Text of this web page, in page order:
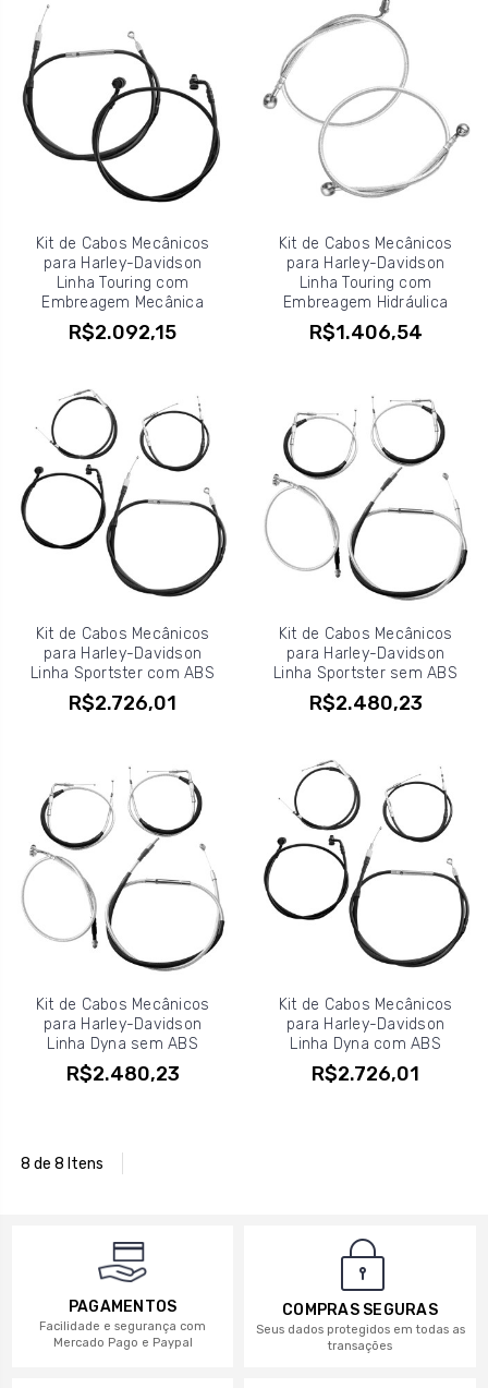
Kit de Cabos Mecânicos
para Harley-Davidson
Linha Touring com
Embreagem Mecânica
R$2.092,15
Kit de Cabos Mecânicos
para Harley-Davidson
Linha Touring com
Embreagem Hidráulica
R$1.406,54
Kit de Cabos Mecânicos
para Harley-Davidson
Linha Sportster com ABS
R$2.726,01
Kit de Cabos Mecânicos
para Harley-Davidson
Linha Sportster sem ABS
R$2.480,23
Kit de Cabos Mecânicos
para Harley-Davidson
Linha Dyna sem ABS
R$2.480,23
Kit de Cabos Mecânicos
para Harley-Davidson
Linha Dyna com ABS
R$2.726,01
8 de 8 Itens
PAGAMENTOS
Facilidade e segurança com
Mercado Pago e Paypal
COMPRAS SEGURAS
Seus dados protegidos em todas as
transações